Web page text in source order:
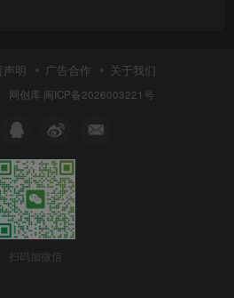
声明 广告合作 关于我们
网创库 闽ICP备2026003221号
扫码加微信